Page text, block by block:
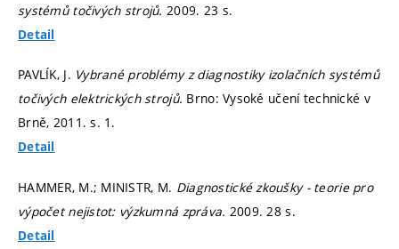
systémů točivých strojů. 2009. 23 s.
Detail
PAVLÍK, J. Vybrané problémy z diagnostiky izolačních systémů
točivých elektrických strojů. Brno: Vysoké učení technické v
Brně, 2011.s. 1.
Detail
HAMMER, M.; MINISTR, M. Diagnostické zkoušky - teorie pro
výpočet nejistot: výzkumná zpráva. 2009. 28 s.
Detail